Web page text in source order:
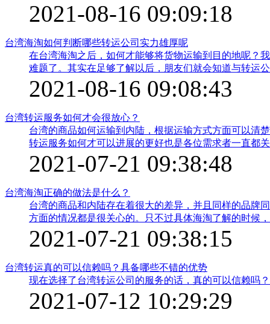
了。具体的事情应该如何了解呢？紧接着就会说到更详
2021-08-16 09:09:18
台湾海淘如何判断哪些转运公司实力雄厚呢
在台湾海淘之后，如何才能够将货物运输到目的地呢？
难题了。其实在足够了解以后，朋友们就会知道与转运
关的公司越来越多，经验不够多的朋友又要怎么进行选
2021-08-16 09:08:43
台湾转运服务如何才会很放心？
台湾的商品如何运输到内陆，根据运输方式方面可以清
转运服务如何才可以进展的更好也是各位需求者一直都
的基本的情况之后，在转运的每一个部分得到的满意度
2021-07-21 09:38:48
台湾海淘正确的做法是什么？
台湾的商品和内陆存在着很大的差异，并且同样的品牌
方面的情况都是很关心的。只不过具体海淘了解的时候
关因素的过程中，内部的多个部分的细节问题都需要很
不错。
2021-07-21 09:38:15
台湾转运真的可以信赖吗？具备哪些不错的优势
现在选择了台湾转运公司的服务的话，真的可以信赖吗
2021-07-12 10:29:29